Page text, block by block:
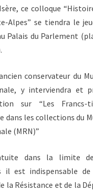
ce colloque
Alpes” se tiendra le
Palais du Parlement
conservateur du
y interviendra et
sur “Les Francs-
dans les collections du
(MRN)”
dans la limite
il est indispensable de
la Résistance et de la